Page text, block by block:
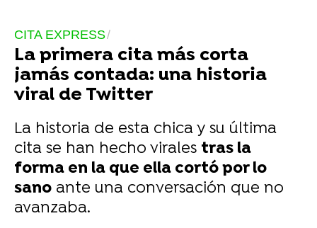
CITA EXPRESS
La primera cita más corta
jamás contada: una historia
viral de Twitter
La historia de esta chica y su última
cita se han hecho virales tras la
forma en la que ella cortó por lo
sano ante una conversación que no
avanzaba.